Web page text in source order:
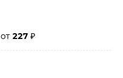
от 227 ₽